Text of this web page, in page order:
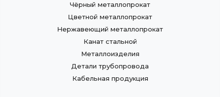
Чёрный металлопрокат
Цветной металлопрокат
Нержавеющий металлопрокат
Канат стальной
Металлоизделия
Детали трубопровода
Кабельная продукция